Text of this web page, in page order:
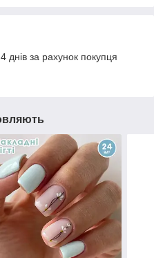
за рахунок покупця